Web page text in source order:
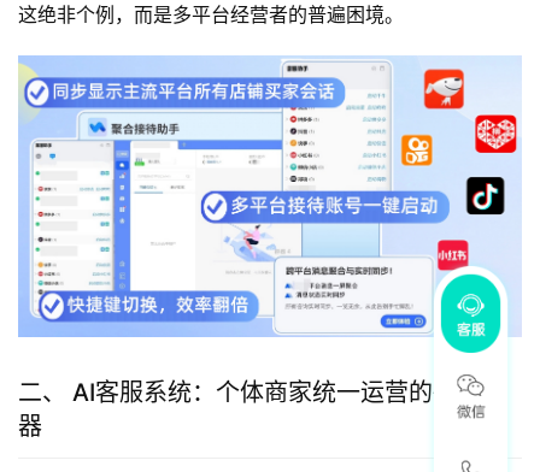
这绝非个例，而是多平台经营者的普遍困境。
二、 AI客服系统：个体商家统一运营的破局利
器